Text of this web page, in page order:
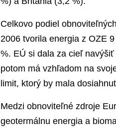
Celkovo podiel
2006 tvorila energia z OZE
%. EÚ si dala za cieľ
potom má vzhľadom na
limit, ktorý by mala
Medzi obnoviteľné zdroje
geotermálnu energia a